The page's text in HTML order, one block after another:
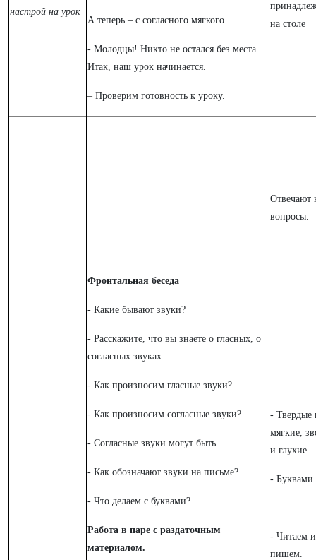
настрой на урок
А теперь – с согласного мягкого.
- Молодцы! Никто не остался без места.
Итак, наш урок начинается.
– Проверим готовность к уроку.
на столе
Фронтальная беседа
- Какие бывают звуки?
- Расскажите, что вы знаете о гласных, о
согласных звуках.
- Как произносим гласные звуки?
- Как произносим согласные звуки?
- Согласные звуки могут быть...
- Как обозначают звуки на письме?
- Что делаем с буквами?
Работа в паре с раздаточным
материалом.
Отвечают
вопросы.
- Твердые
мягкие,
и глухие.
- Буквами.
- Читаем и
пишем.